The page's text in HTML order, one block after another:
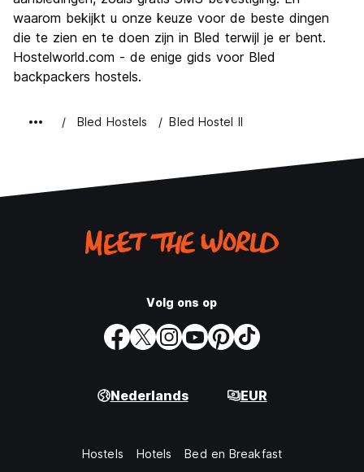
waarom bekijkt u onze keuze voor de beste dingen
die te zien en te doen zijn in Bled terwijl je er bent.
Hostelworld.com - de enige gids voor Bled
backpackers hostels.
Bled Hostels Bled Hostel II
Volg ons op
Nederlands EUR
Hostels Hotels Bed en Breakfast